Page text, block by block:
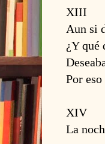
XIII
Aun si
¿Y qué
Por
XIV
La